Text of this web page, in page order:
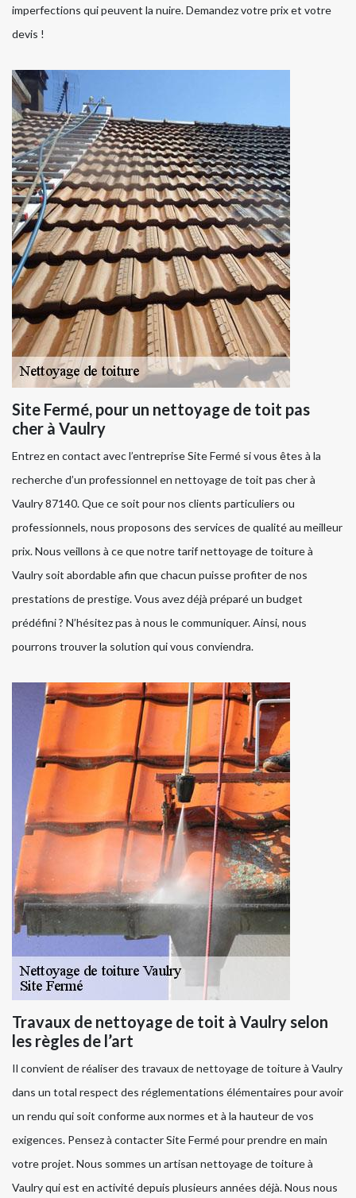
imperfections qui peuvent la nuire. Demandez votre prix et votre
devis !
Site Fermé, pour un nettoyage de toit pas
cher à Vaulry
Entrez en contact avec l’entreprise Site Fermé si vous êtes à la
recherche d’un professionnel en nettoyage de toit pas cher à
Vaulry 87140. Que ce soit pour nos clients particuliers ou
professionnels, nous proposons des services de qualité au meilleur
prix. Nous veillons à ce que notre tarif nettoyage de toiture à
Vaulry soit abordable afin que chacun puisse profiter de nos
prestations de prestige. Vous avez déjà préparé un budget
prédéfini ? N’hésitez pas à nous le communiquer. Ainsi, nous
pourrons trouver la solution qui vous conviendra.
Travaux de nettoyage de toit à Vaulry selon
les règles de l’art
Il convient de réaliser des travaux de nettoyage de toiture à Vaulry
dans un total respect des réglementations élémentaires pour avoir
un rendu qui soit conforme aux normes et à la hauteur de vos
exigences. Pensez à contacter Site Fermé pour prendre en main
votre projet. Nous sommes un artisan nettoyage de toiture à
Vaulry qui est en activité depuis plusieurs années déjà. Nous nous